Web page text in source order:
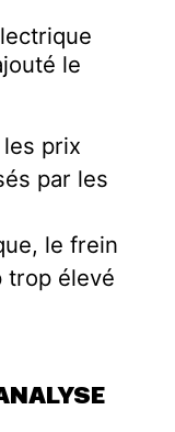
le
prix
par les
le frein
trop élevé